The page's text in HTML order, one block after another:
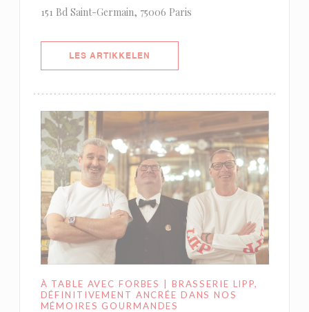
151 Bd Saint-Germain, 75006 Paris
LES ARTIKKELEN
À TABLE AVEC FORBES | BRASSERIE LIPP,
DÉFINITIVEMENT ANCRÉE DANS NOS
MÉMOIRES GOURMANDES